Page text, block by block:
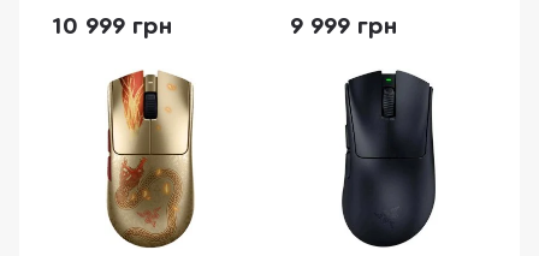
10 999 грн 9 999 грн